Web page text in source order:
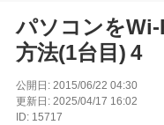
パソコンを
方法(1台目) 4
公開日:2015/06/22 04:30
更新日:2025/04/17 16:02
ID: 15717